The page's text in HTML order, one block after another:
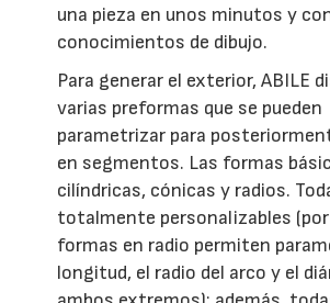
una pieza en unos minutos y
conocimientos de dibujo.
Para generar el exterior, ABILE
varias preformas que se pueden
parametrizar para
en segmentos. Las formas
cilíndricas, cónicas y radios.
totalmente personalizables
formas en radio permiten
longitud, el radio del arco y el